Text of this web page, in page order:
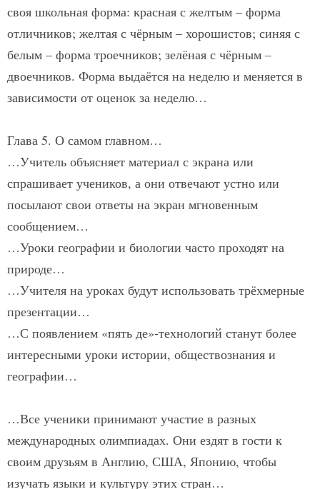
своя школьная форма: красная с желтым – форма
отличников; желтая с чёрным – хорошистов; синяя с
белым – форма троечников; зелёная с чёрным –
двоечников. Форма выдаётся на неделю и меняется в
зависимости от оценок за неделю…
Глава 5. О самом главном…
…Учитель объясняет материал с экрана или
спрашивает учеников, а они отвечают устно или
посылают свои ответы на экран мгновенным
сообщением…
…Уроки географии и биологии часто проходят на
природе…
…Учителя на уроках будут использовать трёхмерные
презентации…
…С появлением «пять де»-технологий станут более
интересными уроки истории, обществознания и
географии…
…Все ученики принимают участие в разных
международных олимпиадах. Они ездят в гости к
своим друзьям в Англию, США, Японию, чтобы
изучать языки и культуру этих стран…